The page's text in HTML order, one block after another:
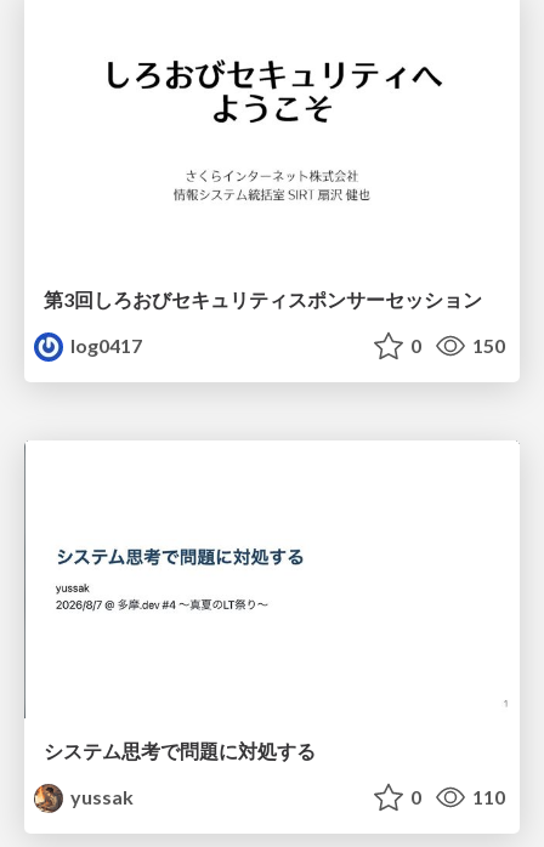
第3回しろおびセキュリティスポンサーセッション
log0417
0 150
システム思考で問題に対処する
yussak
0 110